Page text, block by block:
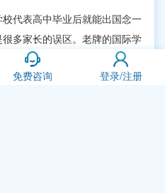
校代表高中毕业后就能出国念一
多家长的误区。老牌的国际学
学经验，更何况是家长们对于
免费咨询 登录/注册